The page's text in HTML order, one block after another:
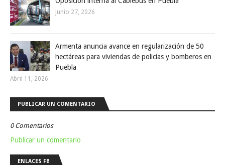
Junio 27, 2026
Armenta anuncia avance en regularización de 50
hectáreas para viviendas de policías y bomberos en
Puebla
Abril 11, 2026
PUBLICAR UN COMENTARIO
0 Comentarios
Publicar un comentario
ENLACES FB